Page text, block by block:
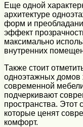
Еще одной
архитектуре
форм и
эффект
максимально
внутренних
Также стоит
одноэтажных домов
современной
подчеркивают
пространства. Этот
которые ценят
комфорт.